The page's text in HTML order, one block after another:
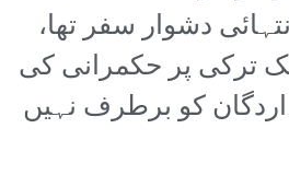
دشوار سفر تھا،
سال تک ترکی پر حکمرانی کی
کو برطرف نہیں